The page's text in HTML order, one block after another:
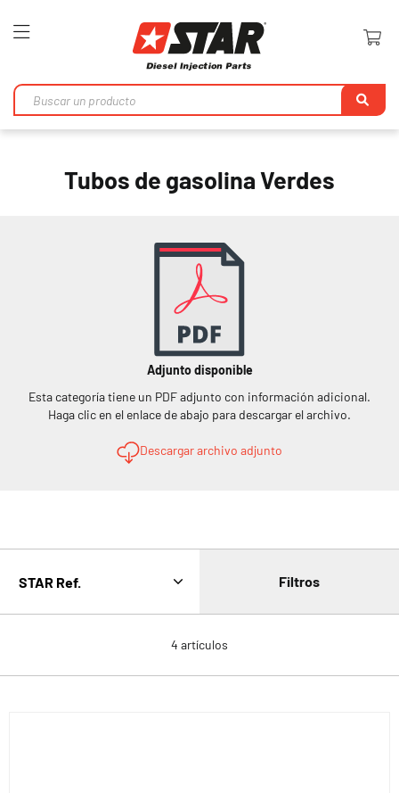
Toggle
en
Tubos de gasolina Verdes
Adjunto disponible
Esta categoría tiene un PDF adjunto con información adicional.
Haga clic en el enlace de abajo para descargar el archivo.
Descargar archivo adjunto
4 artículos
Filtros